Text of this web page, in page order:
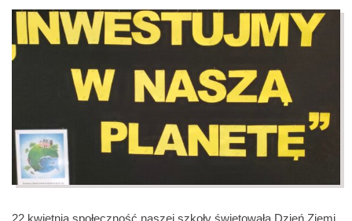
22 kwietnia społeczność naszej szkoły świętowała Dzień Ziemi.